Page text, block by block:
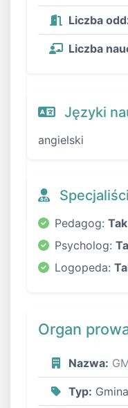
Liczba
Liczba
Języki
angielski
Specjaliści
Pedagog: Tak
Psycholog:
Logopeda:
Organ
Nazwa:
Typ: Gmina